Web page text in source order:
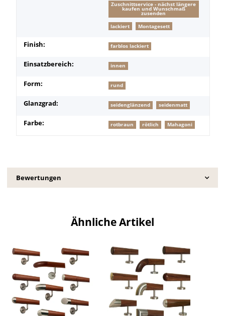
Zuschnittservice - nächst längere
kaufen und Wunschmaß
zusenden
lackiert
Montagesett
Finish: farblos lackiert
Einsatzbereich: innen
Form: rund
Glanzgrad: seidenglänzend seidenmatt
Farbe: rotbraun rötlich Mahagoni
Bewertungen
Ähnliche Artikel